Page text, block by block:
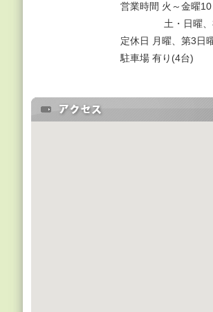
営業時間 火～金曜
土・日曜
定休日 月曜、第3日
駐車場 有り(4台)